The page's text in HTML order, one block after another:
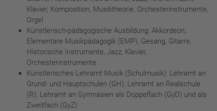
Klavier, Komposition, Musiktheorie, Orchesterinstrumente,
Orgel
Künstlerisch-pädagogische Ausbildung: Akkordeon,
Elementare Musikpädagogik (EMP), Gesang, Gitarre,
Historische Instrumente, Jazz, Klavier,
Orchesterinstrumente
Künstlerisches Lehramt Musik (Schulmusik): Lehramt an
Grund- und Hauptschulen (GH), Lehramt an Realschule
(R), Lehramt an Gymnasien als Doppelfach (GyD) und als
Zweitfach (GyZ)